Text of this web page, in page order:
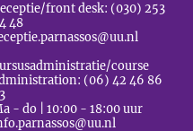
front desk: (030) 253
48
course
(06) 42 46 86
- do | 10:00 - 18:00 uur